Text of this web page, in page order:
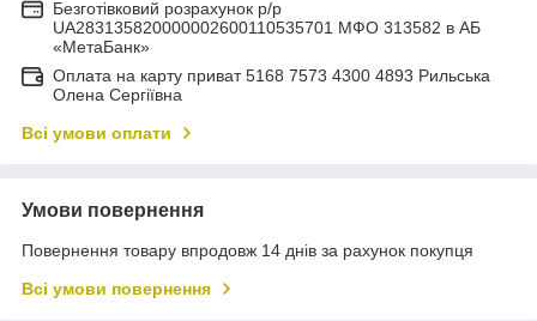
Безготівковий розрахунок р/р
UA283135820000002600110535701 МФО 313582 в АБ
«МетаБанк»
Оплата на карту приват 5168 7573 4300 4893 Рильська
Олена Сергіївна
Всі умови оплати
Умови повернення
Повернення товару впродовж 14 днів за рахунок покупця
Всі умови повернення